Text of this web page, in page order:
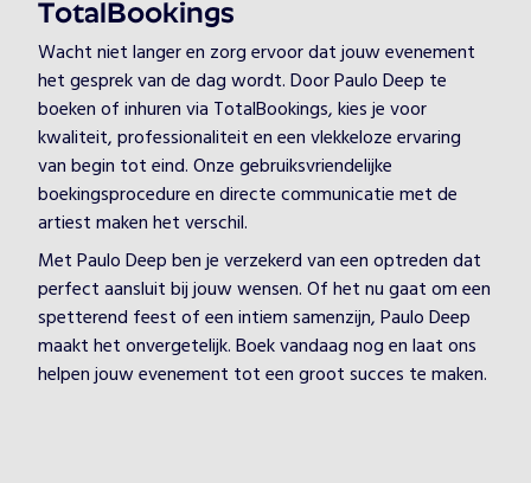
TotalBookings
Wacht niet langer en zorg ervoor dat jouw evenement
het gesprek van de dag wordt. Door Paulo Deep te
boeken of inhuren via TotalBookings, kies je voor
kwaliteit, professionaliteit en een vlekkeloze ervaring
van begin tot eind. Onze gebruiksvriendelijke
boekingsprocedure en directe communicatie met de
artiest maken het verschil.
Met Paulo Deep ben je verzekerd van een optreden dat
perfect aansluit bij jouw wensen. Of het nu gaat om een
spetterend feest of een intiem samenzijn, Paulo Deep
maakt het onvergetelijk. Boek vandaag nog en laat ons
helpen jouw evenement tot een groot succes te maken.